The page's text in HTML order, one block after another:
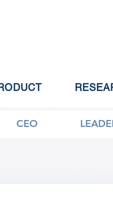
CEO